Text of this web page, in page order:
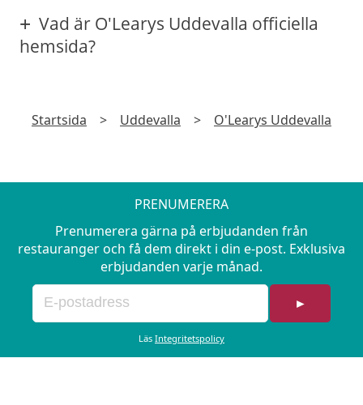
Vad är O'Learys Uddevalla officiella
hemsida?
Startsida > Uddevalla > O'Learys Uddevalla
PRENUMERERA
Prenumerera gärna på erbjudanden från
restauranger och få dem direkt i din e-post. Exklusiva
erbjudanden varje månad.
►
Läs Integritetspolicy